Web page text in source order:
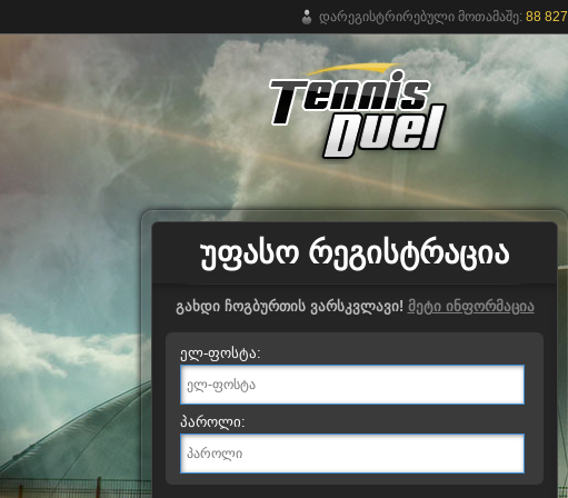
დარეგისტრირებული მოთამაშე: 88 827
ᲣᲤᲐᲡᲝ ᲠᲔᲒᲘᲡᲢᲠᲐᲪᲘᲐ
გახდი ჩოგბურთის ვარსკვლავი! მეტი ინფორმაცია
ელ-ფოსტა:
პაროლი: